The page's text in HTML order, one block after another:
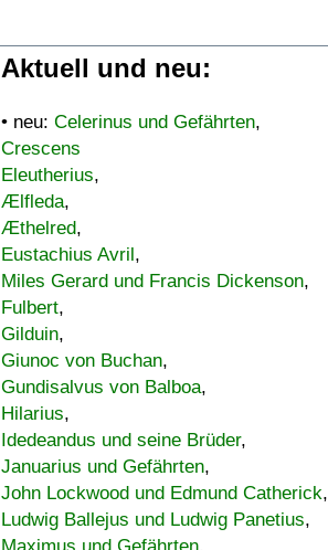
Aktuell und neu:
• neu: Celerinus und Gefährten,
Crescens
Eleutherius,
Ælfleda,
Æthelred,
Eustachius Avril,
Miles Gerard und Francis Dickenson,
Fulbert,
Gilduin,
Giunoc von Buchan,
Gundisalvus von Balboa,
Hilarius,
Idedeandus und seine Brüder,
Januarius und Gefährten,
John Lockwood und Edmund Catherick,
Ludwig Ballejus und Ludwig Panetius,